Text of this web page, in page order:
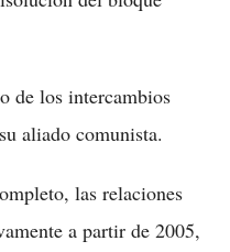
de los intercambios
aliado comunista.
las relaciones
a partir de 2005,